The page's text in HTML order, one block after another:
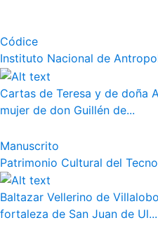
Códice
Instituto Nacional de
Cartas de Teresa y de doña
mujer de don Guillén de...
Manuscrito
Patrimonio Cultural del
Baltazar Vellerino de
fortaleza de San Juan de Ul...